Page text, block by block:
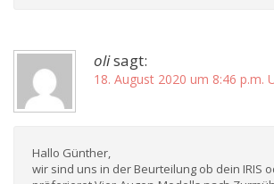
olisagt:
18. August 2020 um 8:46 p.m.
Hallo Günther,
wir sind uns in der Beurteilung ob dein IRIS